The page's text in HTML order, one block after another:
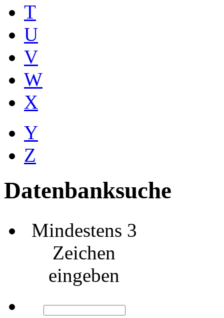
T
U
V
W
X
Y
Z
Datenbanksuche
Mindestens 3
Zeichen
eingeben